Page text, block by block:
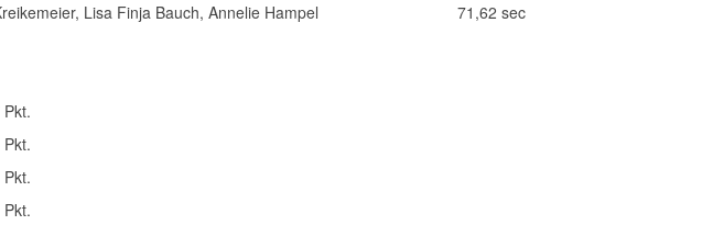
Lisa Finja Bauch, Annelie Hampel 71,62 sec